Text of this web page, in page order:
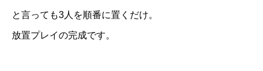
と言っても3人を順番に置くだけ。
放置プレイの完成です。